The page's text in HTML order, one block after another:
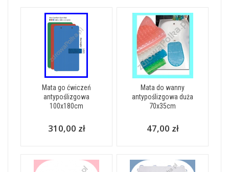
Mata go ćwiczeń
antypoślizgowa
100x180cm
310,00 zł
Mata do wanny
antypoślizgowa duża
70x35cm
47,00 zł